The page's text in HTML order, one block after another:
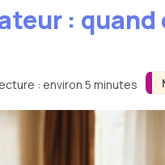
:
: environ 5 minutes